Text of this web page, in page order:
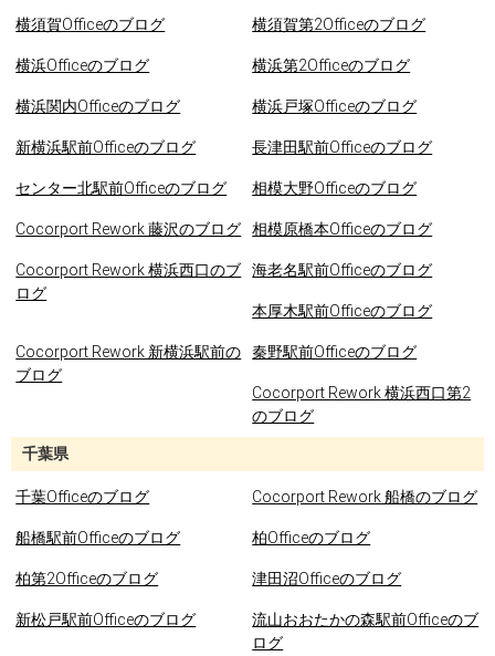
横須賀Officeのブログ 横須賀第2Officeのブログ
横浜Officeのブログ 横浜第2Officeのブログ
横浜関内Officeのブログ 横浜戸塚Officeのブログ
新横浜駅前Officeのブログ 長津田駅前Officeのブログ
センター北駅前Officeのブログ 相模大野Officeのブログ
Cocorport Rework 藤沢のブログ 相模原橋本Officeのブログ
Cocorport Rework 横浜西口のブ
ログ
海老名駅前Officeのブログ
本厚木駅前Officeのブログ
Cocorport Rework 新横浜駅前の
ブログ
秦野駅前Officeのブログ
Cocorport Rework 横浜西口第2
のブログ
千葉県
千葉Officeのブログ Cocorport Rework 船橋のブログ
船橋駅前Officeのブログ 柏Officeのブログ
柏第2Officeのブログ 津田沼Officeのブログ
新松戸駅前Officeのブログ
流山おおたかの森駅前Officeのブ
ログ